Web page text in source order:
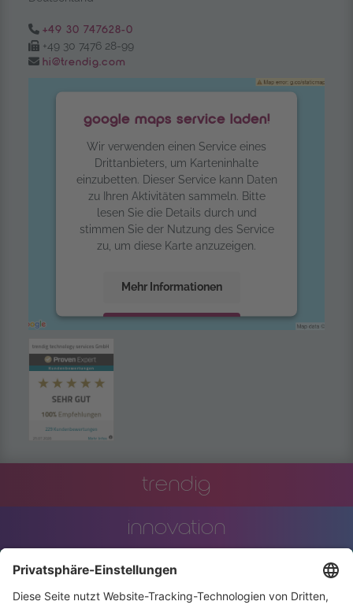
Tel.:
+49 30 747628-0
Fax:
+49 30 7476 28-99
Email:
hi@trendig.com
google maps service laden!
Wir verwenden einen Service eines
Drittanbieters, um Karteninhalte
einzubetten. Dieser Service kann Daten
zu Ihren Aktivitäten sammeln. Bitte
lesen Sie die Details durch und
stimmen Sie der Nutzung des Service
zu, um diese Karte anzuzeigen.
Mehr Informationen
powered by
trendig
innovation
engineering